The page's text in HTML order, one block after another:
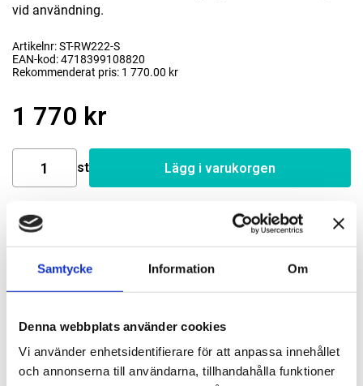
Samtycke Information Om
Denna webbplats använder cookies
Vi använder enhetsidentifierare för att anpassa innehållet
och annonserna till användarna, tillhandahålla funktioner
vid användning.
Artikelnr: ST-RW222-S
EAN-kod: 4718399108820
Rekommenderat pris: 1 770.00 kr
1 770 kr
st Lägg i varukorgen
Beskrivning